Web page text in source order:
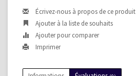
Écrivez-nous à propos de ce produit
Ajouter à la liste de souhaits
Ajouter pour comparer
Imprimer